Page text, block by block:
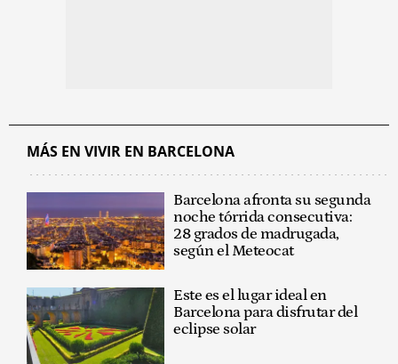
MÁS EN VIVIR EN BARCELONA
Barcelona afronta su segunda
noche tórrida consecutiva:
28 grados de madrugada,
según el Meteocat
Este es el lugar ideal en
Barcelona para disfrutar del
eclipse solar